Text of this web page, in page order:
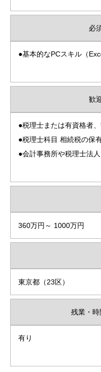
必
●基本的なPCスキル（
歓
●税理士または有資格者
●税理士科目 相続税の保
●会計事務所や税理士法
360万円～ 1000万円
東京都（23区）
残業・
有り